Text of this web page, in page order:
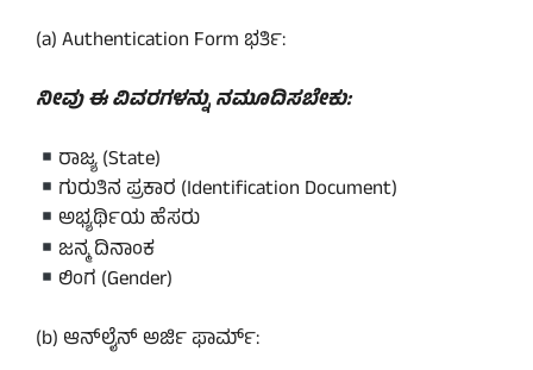
(a) Authentication Form ಭರ್ತಿ:
ನೀವು ಈ ವಿವರಗಳನ್ನು ನಮೂದಿಸಬೇಕು:
ರಾಜ್ಯ (State)
ಗುರುತಿನ ಪ್ರಕಾರ (Identification Document)
ಅಭ್ಯರ್ಥಿಯ ಹೆಸರು
ಜನ್ಮ ದಿನಾಂಕ
ಲಿಂಗ (Gender)
(b) ಆನ್‌ಲೈನ್ ಅರ್ಜಿ ಫಾರ್ಮ್: